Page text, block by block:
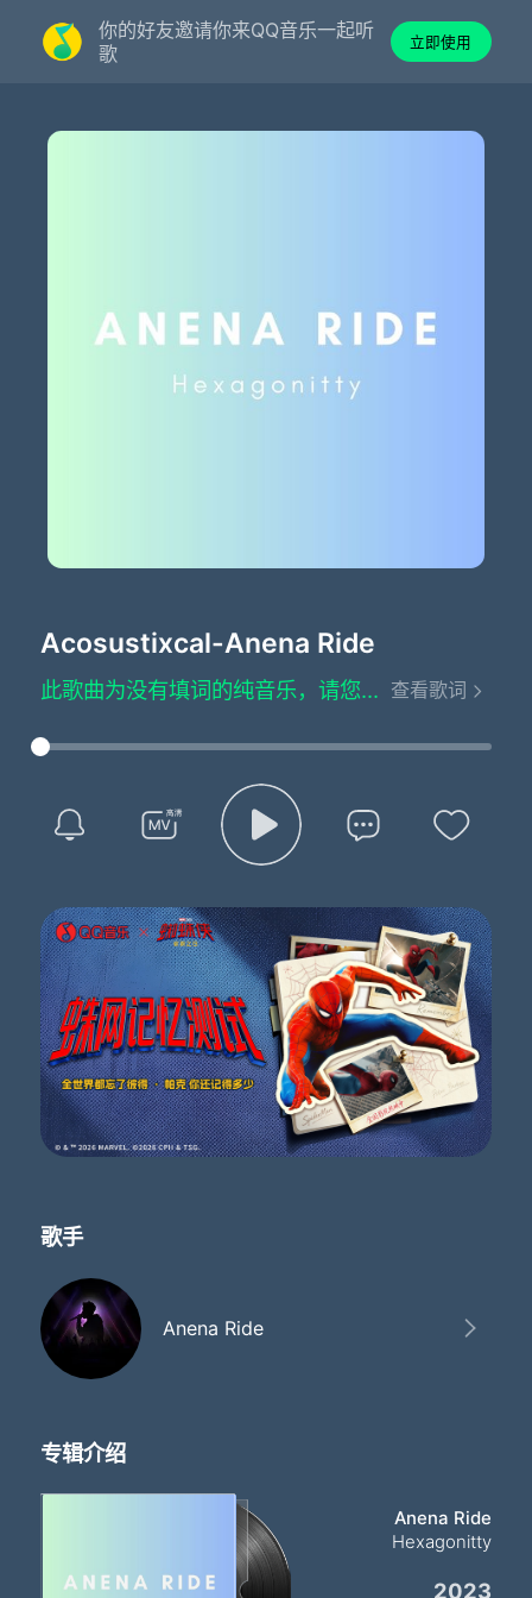
你的好友邀请你来QQ音乐一起听
歌
立即使用
Acosustixcal-Anena Ride
此歌曲为没有填词的纯音乐，请您欣赏 查看歌词
歌手
Anena Ride
专辑介绍
Anena Ride
Hexagonitty
2023